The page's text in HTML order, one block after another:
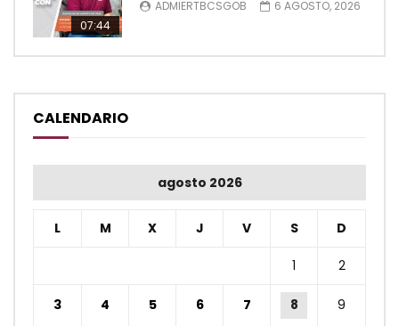
07:44
ADMIERTBCSGOB 6 AGOSTO, 2026
CALENDARIO
agosto 2026
L M X J V S D
1 2
3 4 5 6 7 8 9